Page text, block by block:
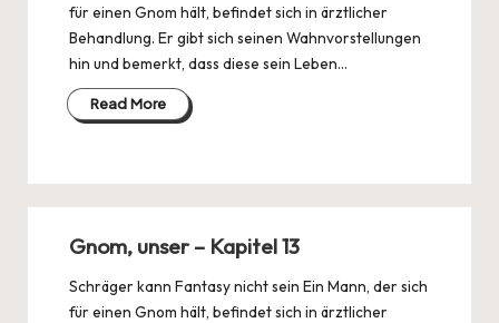
für einen Gnom hält, befindet sich in ärztlicher
Behandlung. Er gibt sich seinen Wahnvorstellungen
hin und bemerkt, dass diese sein Leben…
Read More
Gnom, unser – Kapitel 13
Schräger kann Fantasy nicht sein Ein Mann, der sich
für einen Gnom hält, befindet sich in ärztlicher